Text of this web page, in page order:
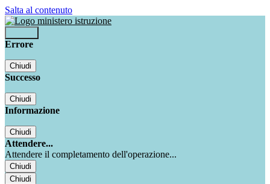
Salta al contenuto
Errore
Chiudi
Successo
Chiudi
Informazione
Chiudi
Attendere...
Attendere il completamento dell'operazione...
Chiudi
Chiudi